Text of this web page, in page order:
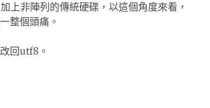
上非陣列的傳統硬碟，以這個角度來看，
整個頭痛。
回utf8。